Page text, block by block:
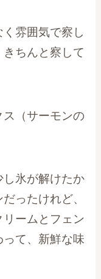
雰囲気で察し
ちんと察して
（サーモンの
氷が解けたか
ったけれど、
リームとフェン
て、新鮮な味